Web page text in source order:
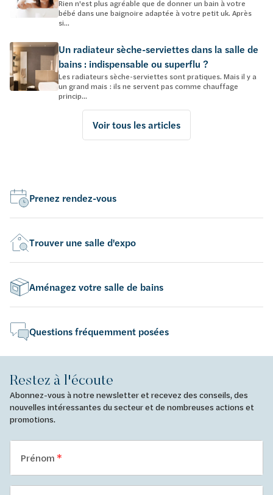
Rien n'est plus agréable que de donner un bain à votre
bébé dans une baignoire adaptée à votre petit uk. Après
si...
Un radiateur sèche-serviettes dans la salle de
bains : indispensable ou superflu ?
Les radiateurs sèche-serviettes sont pratiques. Mais il y a
un grand mais : ils ne servent pas comme chauffage
princip...
Voir tous les articles
Prenez rendez-vous
Trouver une salle d'expo
Aménagez votre salle de bains
Questions fréquemment posées
Restez à l'écoute
Abonnez-vous à notre newsletter et recevez des conseils, des
nouvelles intéressantes du secteur et de nombreuses actions et
promotions.
Prénom